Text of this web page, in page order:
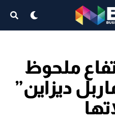
ملحوظ
ديزاين”